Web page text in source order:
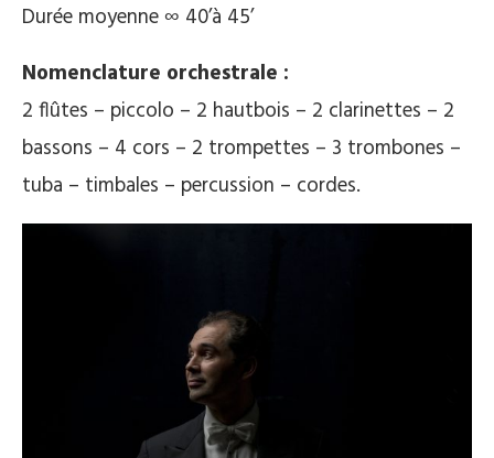
Durée moyenne ∞ 40’à 45’
Nomenclature orchestrale :
2 flûtes – piccolo – 2 hautbois – 2 clarinettes – 2
bassons – 4 cors – 2 trompettes – 3 trombones –
tuba – timbales – percussion – cordes.